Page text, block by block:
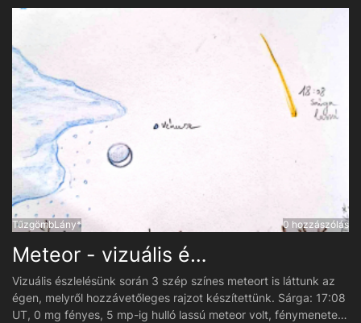
TűzgömbLány* 0 hozzászólás
Meteor - vizuális észlelés
Vizuális észlelésünk során 3 szép színes meteort is láttunk az
égen, melyről hozzávetőleges rajzot készítettünk. Sárga: 17:08
UT, 0 mg fényes, 5 mp-ig hulló lassú meteor volt, fénymenete